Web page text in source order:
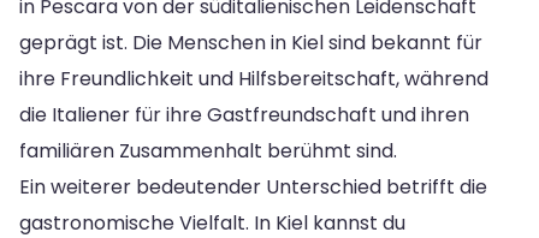
in Pescara von der süditalienischen Leidenschaft
geprägt ist. Die Menschen in Kiel sind bekannt für
ihre Freundlichkeit und Hilfsbereitschaft, während
die Italiener für ihre Gastfreundschaft und ihren
familiären Zusammenhalt berühmt sind.
Ein weiterer bedeutender Unterschied betrifft die
gastronomische Vielfalt. In Kiel kannst du